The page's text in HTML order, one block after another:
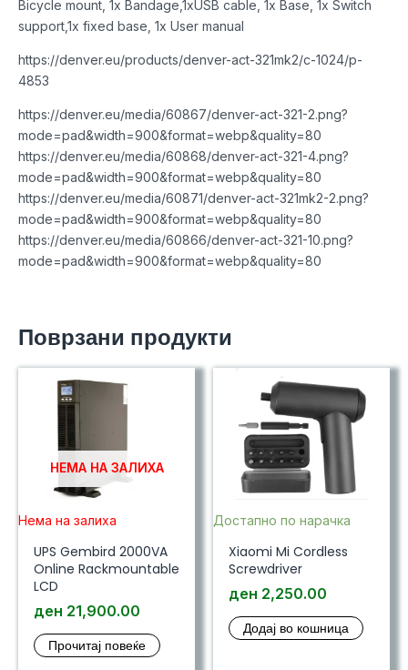
Bicycle mount, 1x Bandage,1xUSB cable, 1x Base, 1x Switch
support,1x fixed base, 1x User manual
https://denver.eu/products/denver-act-321mk2/c-1024/p-
4853
https://denver.eu/media/60867/denver-act-321-2.png?
mode=pad&width=900&format=webp&quality=80
https://denver.eu/media/60868/denver-act-321-4.png?
mode=pad&width=900&format=webp&quality=80
https://denver.eu/media/60871/denver-act-321mk2-2.png?
mode=pad&width=900&format=webp&quality=80
https://denver.eu/media/60866/denver-act-321-10.png?
mode=pad&width=900&format=webp&quality=80
Поврзани продукти
НЕМА НА ЗАЛИХА
Нема на залиха
UPS Gembird 2000VA
Online Rackmountable
LCD
ден 21,900.00
Прочитај повеќе
Достапно по нарачка
Xiaomi Mi Cordless
Screwdriver
ден 2,250.00
Додај во кошница